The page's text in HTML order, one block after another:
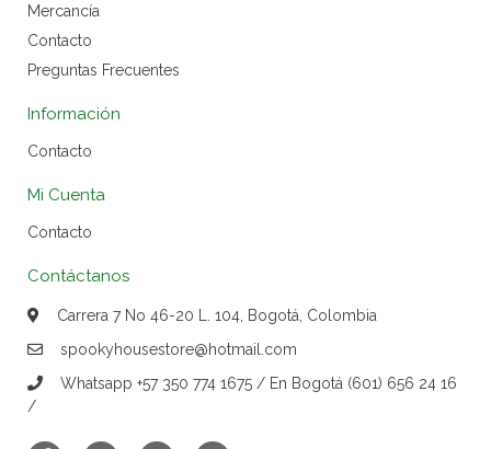
Mercancía
Contacto
Preguntas Frecuentes
Información
Contacto
Mi Cuenta
Contacto
Contáctanos
Carrera 7 No 46-20 L. 104, Bogotá, Colombia
spookyhousestore@hotmail.com
Whatsapp +57 350 774 1675 / En Bogotá (601) 656 24 16
/